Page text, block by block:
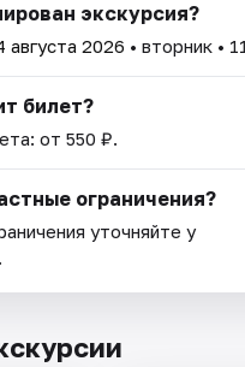
экскурсия?
августа 2026 • вторник •
билет?
от 550 ₽.
ограничения?
уточняйте у